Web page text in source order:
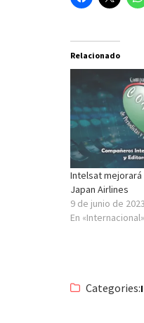
Relacionado
Intelsat
Japan Airlines
9 de junio de 2023
En «Internacional»
Categories: